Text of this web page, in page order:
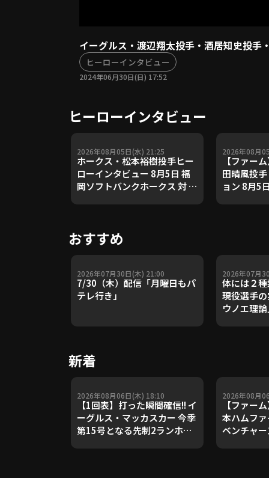
イーグルス・渡辺翔太投手・酒居知史投手
ヒーローインタビュー
2024年06月30日(日) 17:52
ヒーローインタビュー
2026年08月05日(水) 21:25
ホークス・松本裕樹投手ヒー
ローインタビュー 8月5日 福
岡ソフトバンクホークス 対 北
2026年08月
【ファー
田晴風投
ョン 8月5
おすすめ
2026年07月30日(木) 21:00
7/30（木）配信「月曜日もパ
テレ行き」
2026年07月
体には２
現役選手
ウノエ理
新着
2026年08月06日(木) 18:10
【1回表】打った瞬間確信!! イ
ーグルス・マッカスカー 今季
第15号となる先制2ランホー
2026年08月
【ファー
本ハムフ
ベンチャ